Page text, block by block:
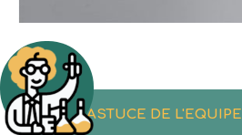
L'ASTUCE DE L'EQUIPE